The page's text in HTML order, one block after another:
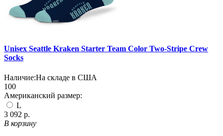
Unisex Seattle Kraken Starter Team Color Two-Stripe Crew
Socks
Наличие:На складе в США
100
Американский размер:
L
3 092 р.
В корзину